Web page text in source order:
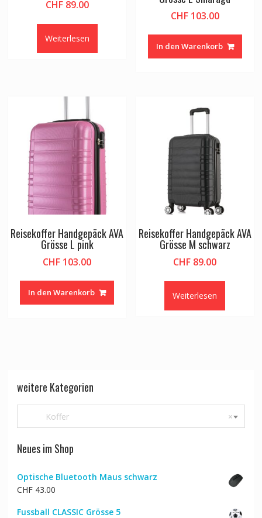
CHF89.00
Weiterlesen
CHF103.00
In den Warenkorb
Reisekoffer Handgepäck AVA
Grösse L pink
CHF 103.00
In den Warenkorb
Reisekoffer Handgepäck AVA
Grösse M schwarz
CHF 89.00
Weiterlesen
weitere Kategorien
×
Koffer
Neues im Shop
Optische Bluetooth Maus schwarz
CHF43.00
Fussball CLASSIC Grösse 5